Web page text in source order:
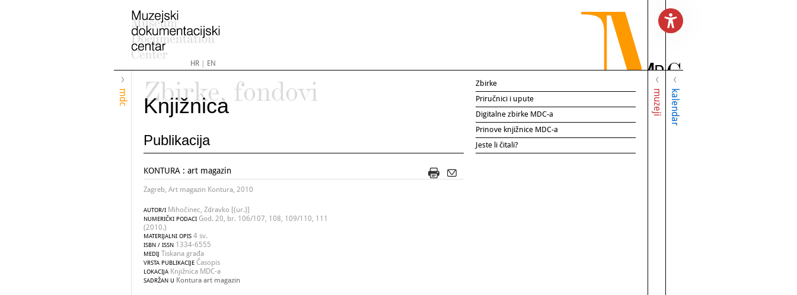
HR| EN
mdc muzeji kalendar
Zbirke, fondovi
Knjižnica
Publikacija
KONTURA : art magazin
Zagreb, Art magazin Kontura, 2010
AUTOR/I Mihočinec, Zdravko [(ur.)]
NUMERIČKI PODACI God. 20, br. 106/107, 108, 109/110, 111
(2010.)
MATERIJALNI OPIS 4 sv.
ISBN / ISSN 1334-6555
MEDIJ Tiskana građa
VRSTA PUBLIKACIJE Časopis
LOKACIJA Knjižnica MDC-a
SADRŽAN U Kontura art magazin
Zbirke
Priručnici i upute
Digitalne zbirke MDC-a
Prinove knjižnice MDC-a
Jeste li čitali?